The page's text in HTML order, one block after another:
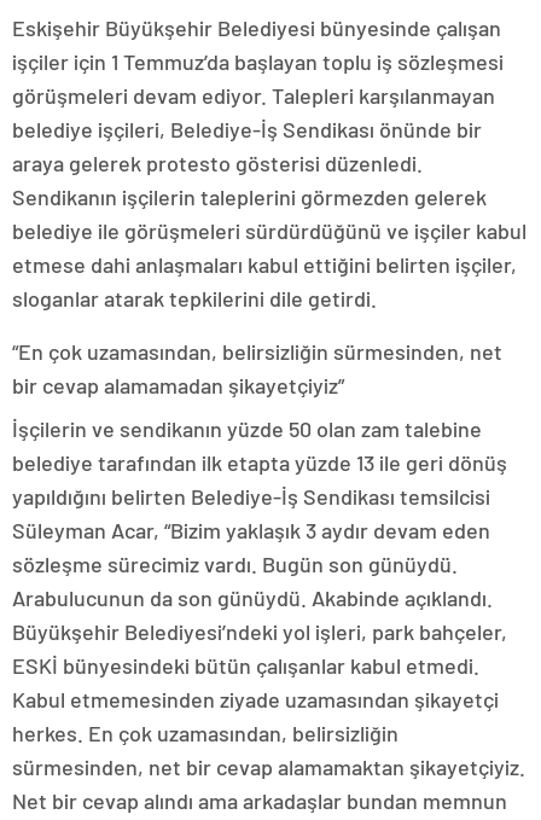
Eskişehir Büyükşehir Belediyesi bünyesinde çalışan
işçiler için 1 Temmuz’da başlayan toplu iş sözleşmesi
görüşmeleri devam ediyor. Talepleri karşılanmayan
belediye işçileri, Belediye-İş Sendikası önünde bir
araya gelerek protesto gösterisi düzenledi.
Sendikanın işçilerin taleplerini görmezden gelerek
belediye ile görüşmeleri sürdürdüğünü ve işçiler kabul
etmese dahi anlaşmaları kabul ettiğini belirten işçiler,
sloganlar atarak tepkilerini dile getirdi.
“En çok uzamasından, belirsizliğin sürmesinden, net
bir cevap alamamadan şikayetçiyiz”
İşçilerin ve sendikanın yüzde 50 olan zam talebine
belediye tarafından ilk etapta yüzde 13 ile geri dönüş
yapıldığını belirten Belediye-İş Sendikası temsilcisi
Süleyman Acar, “Bizim yaklaşık 3 aydır devam eden
sözleşme sürecimiz vardı. Bugün son günüydü.
Arabulucunun da son günüydü. Akabinde açıklandı.
Büyükşehir Belediyesi’ndeki yol işleri, park bahçeler,
ESKİ bünyesindeki bütün çalışanlar kabul etmedi.
Kabul etmemesinden ziyade uzamasından şikayetçi
herkes. En çok uzamasından, belirsizliğin
sürmesinden, net bir cevap alamamaktan şikayetçiyiz.
Net bir cevap alındı ama arkadaşlar bundan memnun